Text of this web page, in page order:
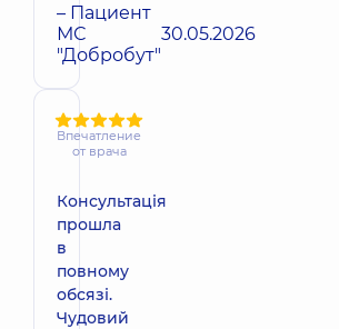
– Пациент
МС
"Добробут"
30.05.2026
Впечатление
от врача
Консультація
прошла
в
повному
обсязі.
Чудовий